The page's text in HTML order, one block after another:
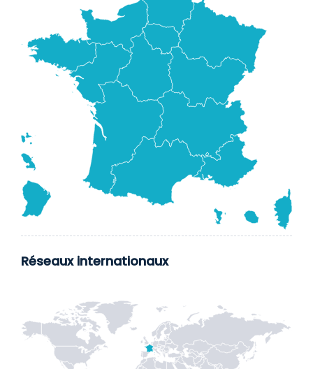
Réseaux internationaux